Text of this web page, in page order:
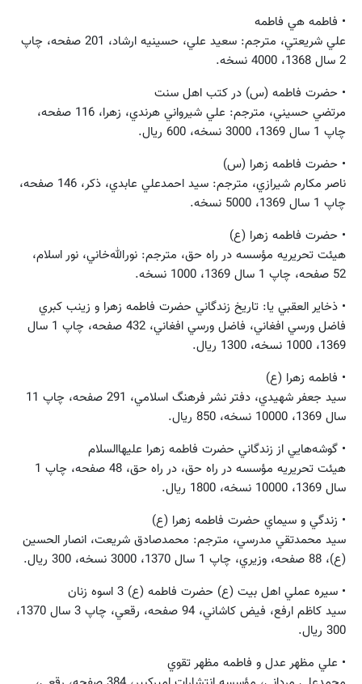
• فاطمه هي فاطمه
علي شريعتي، مترجم: سعيد علي، حسينيه ارشاد، 201 صفحه، چاپ
2 سال 1368، 4000 نسخه.
• حضرت فاطمه (س) در كتب اهل سنت
مرتضي حسيني، مترجم: علي شيرواني ‌هرندي، زهرا، 116 صفحه،
چاپ 1 سال 1369، 3000 نسخه، 600 ريال.
• حضرت فاطمه زهرا (س)
ناصر مكارم‌ شيرازي، مترجم: سيد احمدعلي عابدي، ذكر، 146 صفحه،
چاپ 1 سال 1369، 5000 نسخه.
• حضرت فاطمه زهرا (ع)
هيئت تحريريه مؤسسه در راه حق، مترجم: نورالله‌خاني، نور اسلام،
52 صفحه، چاپ 1 سال 1369، 1000 نسخه.
• ذخاير العقبي يا: تاريخ زندگاني حضرت فاطمه زهرا و زينب كبري
فاضل ورسي ‌افغاني، فاضل ورسي افغاني، 432 صفحه، چاپ 1 سال
1369، 1000 نسخه، 1300 ريال.
• فاطمه زهرا (ع)
سيد جعفر شهيدي، دفتر نشر فرهنگ اسلامي، 291 صفحه، چاپ 11
سال 1369، 10000 نسخه، 850 ريال.
• گوشه‌هايي از زندگاني حضرت فاطمه زهرا عليهاالسلام
هيئت تحريريه مؤسسه در راه حق، در راه حق، 48 صفحه، چاپ 1
سال 1369، 10000 نسخه، 1800 ريال.
• زندگي و سيماي حضرت فاطمه زهرا (ع)
سيد محمدتقي مدرسي، مترجم: محمدصادق شريعت، انصار الحسين
(ع)، 88 صفحه، وزيري، چاپ 1 سال 1370، 3000 نسخه، 300 ريال.
• سيره عملي اهل بيت (ع) حضرت فاطمه (ع) 3 اسوه زنان
سيد كاظم ارفع، فيض كاشاني، 94 صفحه، رقعي، چاپ 3 سال 1370،
300 ريال.
• علي مظهر عدل و فاطمه مظهر تقوي